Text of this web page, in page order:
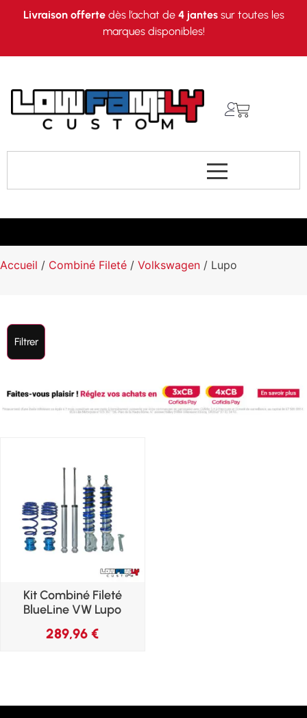
Livraison offertedès l’achat de 4 jantessur toutes les
marques disponibles!
Accueil / Combiné Fileté / Volkswagen / Lupo
Filtrer
Kit Combiné Fileté
BlueLine VW Lupo
289,96€